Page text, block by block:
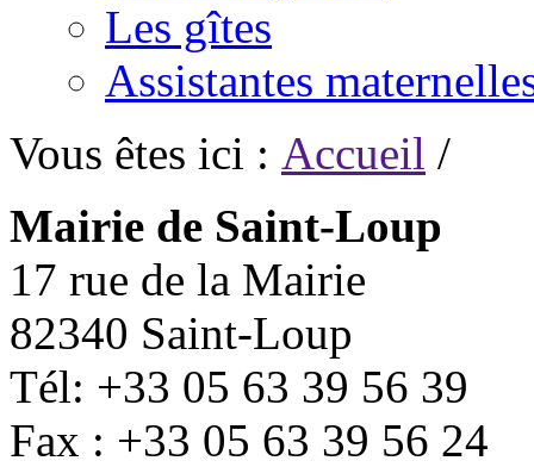
Les gîtes
Assistantes
Vous êtes ici : Accueil /
Mairie de Saint-Loup
17 rue de la Mairie
82340 Saint-Loup
Tél: +33 05 63 39 56 39
Fax : +33 05 63 39 56 24